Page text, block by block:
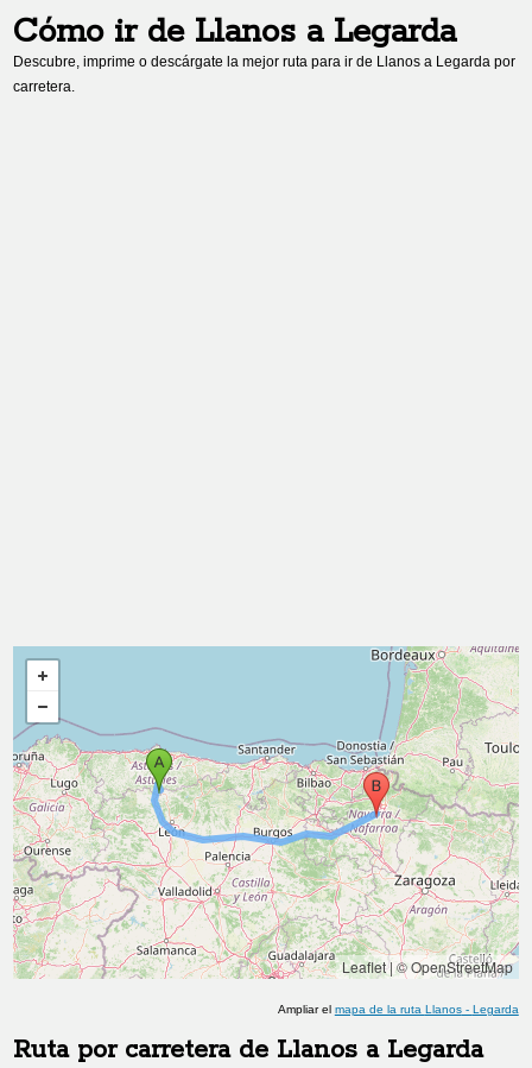
Cómo ir de Llanos a Legarda
Descubre, imprime o descárgate la mejor ruta para ir de Llanos a Legarda por
carretera.
Leaflet|© OpenStreetMap
Ampliar el mapa de la ruta Llanos- Legarda
Ruta por carretera de Llanos a Legarda